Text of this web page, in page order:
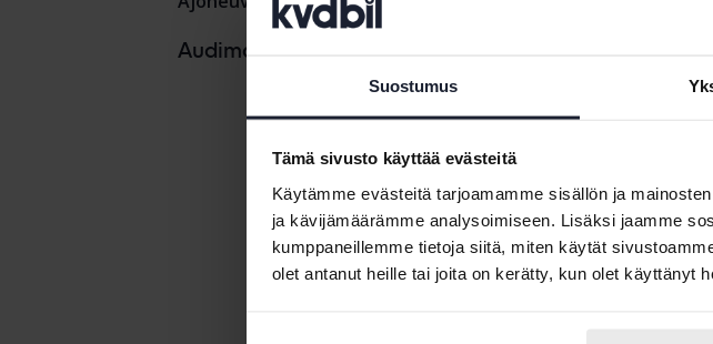
Suostumus
Tämä sivusto käyttää evästeitä
Käytämme evästeitä tarjoamamme sisällön ja
ja kävijämäärämme analysoimiseen. Lisäksi jaamme
kumppaneillemme tietoja siitä, miten käytät
olet antanut heille tai joita on kerätty, kun olet käyttänyt
Audimallit
Audi A2